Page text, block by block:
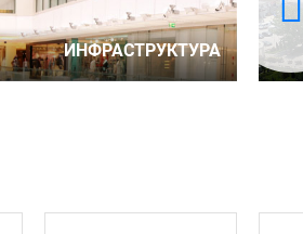
ИНФРАСТРУКТУРА